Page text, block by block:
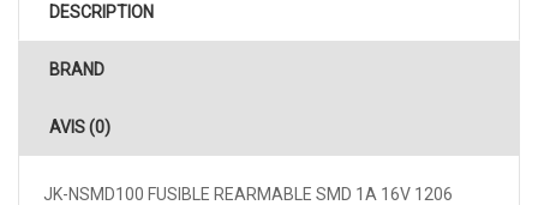
DESCRIPTION
BRAND
AVIS (0)
JK-NSMD100 FUSIBLE REARMABLE SMD 1A 16V 1206